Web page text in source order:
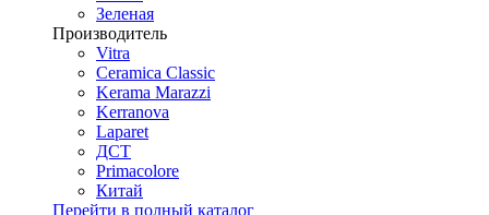
Зеленая
Производитель
Vitra
Ceramica Classic
Kerama Marazzi
Kerranova
Laparet
ДСТ
Primacolore
Китай
Перейти в полный каталог